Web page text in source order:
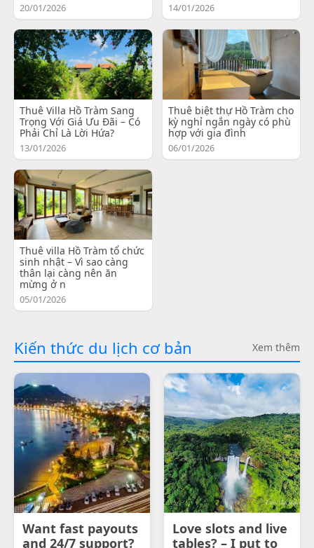
20/01/2026 14/01/2026
Thuê Villa Hồ Tràm Sang
Trọng Với Giá Ưu Đãi – Có
Phải Chỉ Là Lời Hứa?
13/01/2026
Thuê biệt thự Hồ Tràm cho
kỳ nghỉ ngắn ngày có phù
hợp với gia đình
06/01/2026
Thuê villa Hồ Tràm tổ chức
sinh nhật – Vì sao càng
thân lại càng nên ăn
mừng ở n
05/01/2026
Kiến thức du lịch cơ bản Xem thêm
Want fast payouts
and 24/7 support?
Love slots and live
tables? – I put to